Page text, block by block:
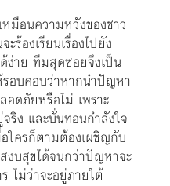
มือนความหวังของชาว
ร้องเรียนเรื่องไปยัง
ง่าย ทีมสุดซอยจึงเป็น
อบคอบว่าหากนำปัญหา
อดภัยหรือไม่ เพราะ
ริง และบั่นทอนกำลังใจ
ใครก็ตามต้องเผชิญกับ
บสุขได้จนกว่าปัญหาจะ
ไม่ว่าจะอยู่ภายใต้